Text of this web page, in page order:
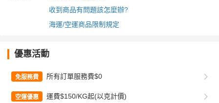
收到商品有問題該怎麼辦?
海運/空運商品限制規定
優惠活動
免服務費 所有訂單服務費$0
空運優惠 運費$150/KG起(以克計價)